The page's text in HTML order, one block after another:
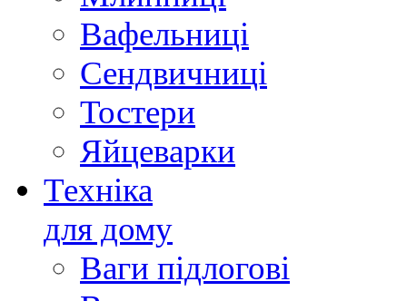
Вафельниці
Сендвичниці
Тостери
Яйцеварки
Техніка
для дому
Ваги підлогові